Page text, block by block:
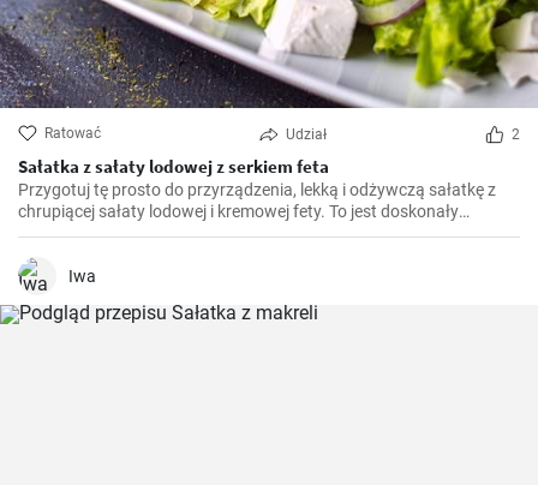
Ratować Udział 2
Sałatka z sałaty lodowej z serkiem feta
Przygotuj tę prosto do przyrządzenia, lekką i odżywczą sałatkę z
chrupiącej sałaty lodowej i kremowej fety. To jest doskonały
dodatek do każdego posiłku i doskonale sprawdza się jako zdrowy
przekąsek w ciągu dnia.
Iwa